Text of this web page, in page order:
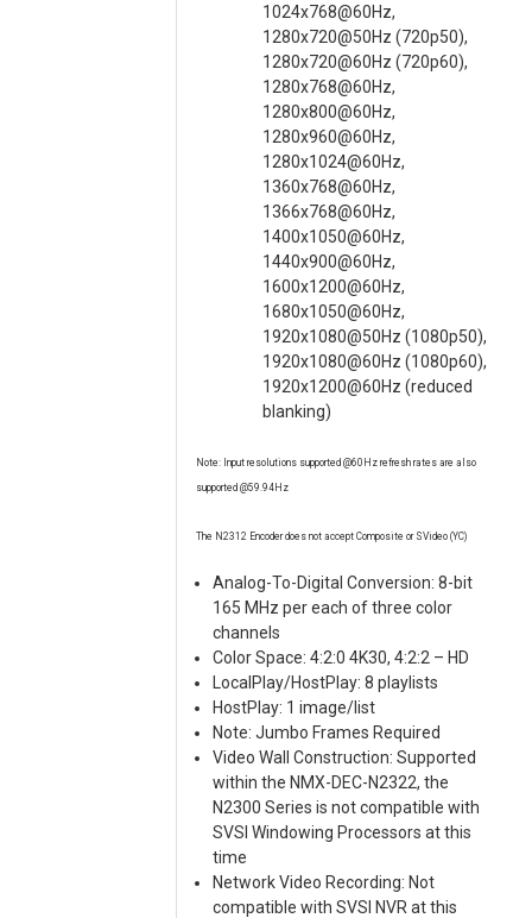
1024x768@60Hz,
1280x720@50Hz (720p50),
1280x720@60Hz (720p60),
1280x768@60Hz,
1280x800@60Hz,
1280x960@60Hz,
1280x1024@60Hz,
1360x768@60Hz,
1366x768@60Hz,
1400x1050@60Hz,
1440x900@60Hz,
1600x1200@60Hz,
1680x1050@60Hz,
1920x1080@50Hz (1080p50),
1920x1080@60Hz (1080p60),
1920x1200@60Hz (reduced
blanking)
Note: Input resolutions supported @60Hz refresh rates are also
supported @59.94Hz
The N2312 Encoder does not accept Composite or SVideo (YC)
Analog-To-Digital Conversion: 8-bit
165 MHz per each of three color
channels
Color Space: 4:2:0 4K30, 4:2:2 – HD
LocalPlay/HostPlay: 8 playlists
HostPlay: 1 image/list
Note: Jumbo Frames Required
Video Wall Construction: Supported
within the NMX-DEC-N2322, the
N2300 Series is not compatible with
SVSI Windowing Processors at this
time
Network Video Recording: Not
compatible with SVSI NVR at this